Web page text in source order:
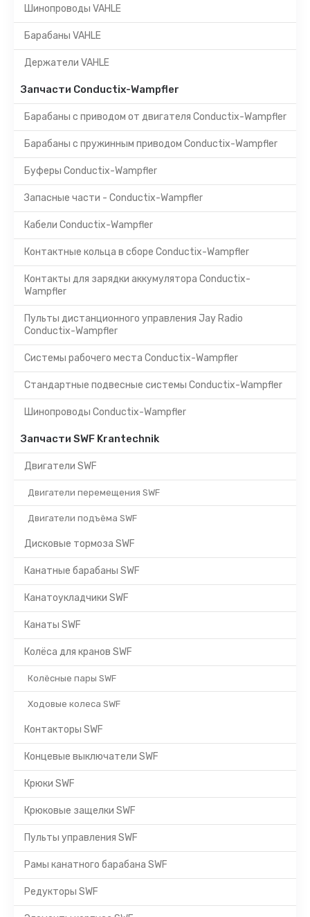
Шинопроводы VAHLE
Барабаны VAHLE
Держатели VAHLE
Запчасти Conductix-Wampfler
Барабаны с приводом от двигателя Conductix-Wampfler
Барабаны с пружинным приводом Conductix-Wampfler
Буферы Conductix-Wampfler
Запасные части - Conductix-Wampfler
Кабели Conductix-Wampfler
Контактные кольца в сборе Conductix-Wampfler
Контакты для зарядки аккумулятора Conductix-
Wampfler
Пульты дистанционного управления Jay Radio
Conductix-Wampfler
Системы рабочего места Conductix-Wampfler
Стандартные подвесные системы Conductix-Wampfler
Шинопроводы Conductix-Wampfler
Запчасти SWF Krantechnik
Двигатели SWF
Двигатели перемещения SWF
Двигатели подъёма SWF
Дисковые тормоза SWF
Канатные барабаны SWF
Канатоукладчики SWF
Канаты SWF
Колёса для кранов SWF
Колёсные пары SWF
Ходовые колеса SWF
Контакторы SWF
Концевые выключатели SWF
Крюки SWF
Крюковые защелки SWF
Пульты управления SWF
Рамы канатного барабана SWF
Редукторы SWF